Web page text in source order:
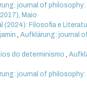
journal of philosophy:
Maio
(2024): Filosofia e
,Aufklärung: journal
do determinismo,
journal of philosophy: